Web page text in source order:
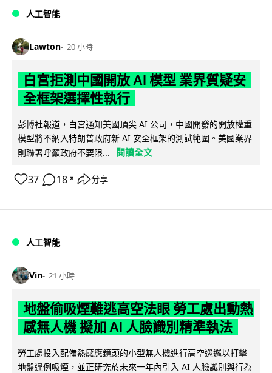
人工智能
Lawton 20 小時
白宮拒測中國開放 AI 模型 業界質疑安
全框架選擇性執行
彭博社報道，白宮通知美國頂尖 AI 公司，中國開發的開放權重
模型將不納入特朗普政府新 AI 安全框架的測試範圍。美國業界
則聯署呼籲政府不要限...
閱讀全文
37 18 ↗ 分享
人工智能
Vin 21 小時
地盤偷吸煙難逃高空法眼 勞工處出動熱
感無人機 擬加 AI 人臉識別精準執法
勞工處投入配備熱感應鏡頭的小型無人機進行高空巡邏以打擊
地盤違例吸煙，並正研究於未來一年內引入 AI 人臉識別與行為